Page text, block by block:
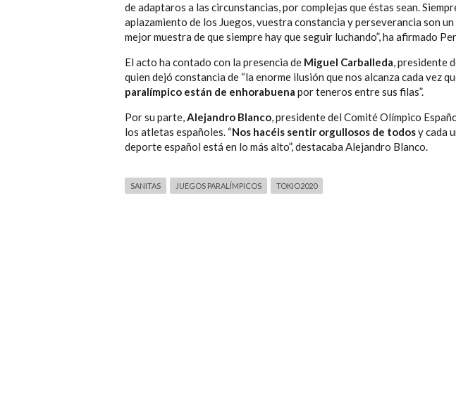
de adaptaros a las circunstancias, por complejas que éstas sean.
aplazamiento de los Juegos, vuestra constancia y perseverancia son
mejor muestra de que siempre hay que seguir luchando”, ha afirmado
El acto ha contado con la presencia de Miguel Carballeda, presidente
quien dejó constancia de “la enorme ilusión que nos alcanza cada vez
paralímpico están de enhorabuena por teneros entre sus filas”.
Por su parte,Alejandro Blanco, presidente del Comité Olímpico
los atletas españoles. “Nos hacéis sentir orgullosos de todosy cada
deporte español está en lo más alto”, destacaba Alejandro Blanco.
SANITAS JUEGOS PARALÍMPICOS TOKIO2020